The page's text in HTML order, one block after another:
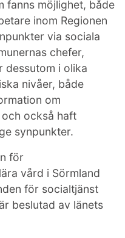
fanns möjlighet, både
inom Regionen
via sociala
chefer,
dessutom i olika
nivåer, både
om
också haft
synpunkter.
för
vård i Sörmland
för socialtjänst
beslutad av länets